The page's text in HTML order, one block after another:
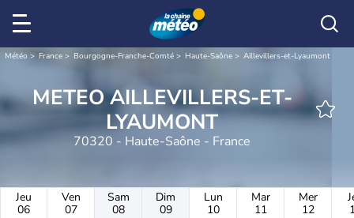
Météo France Bourgogne-Franche-Comté Haute-Saône Aillevillers-et-Lyaumont
METEO AILLEVILLERS-ET-
LYAUMONT
70320 - Haute-Saône - France
Jeu
06
Ven
07
Sam
08
Dim
09
Lun
10
Mar
11
Mer
12